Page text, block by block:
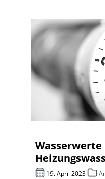
Wasserwerte
19. April 2023